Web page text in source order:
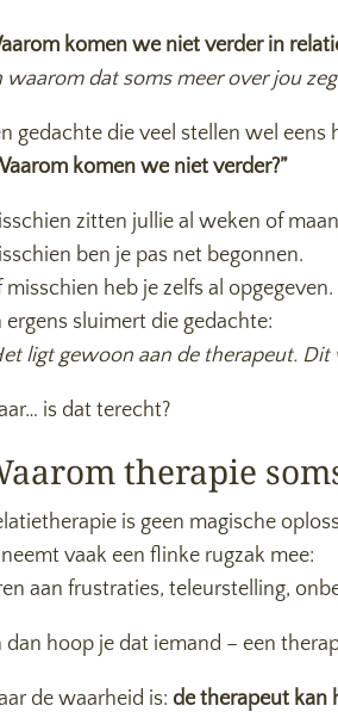
komen we niet verder in
waarom dat soms meer over jou
gedachte die veel stellen wel
komen we niet verder?”
zitten jullie al weken of
ben je pas net begonnen.
misschien heb je zelfs al opgegeven.
ergens sluimert die gedachte:
ligt gewoon aan de therapeut. Dit
is dat terecht?
therapie
is geen magische
neemt vaak een flinke rugzak mee:
aan frustraties, teleurstelling,
dan hoop je dat iemand – een
de waarheid is: de therapeut kan